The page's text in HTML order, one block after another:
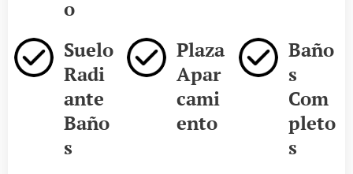
o
Suelo
Radi
ante
Baño
s
Plaza
Apar
cami
ento
Baño
s
Com
pleto
s